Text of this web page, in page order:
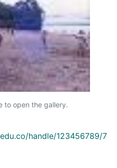
to open the gallery.
handle/123456789/7